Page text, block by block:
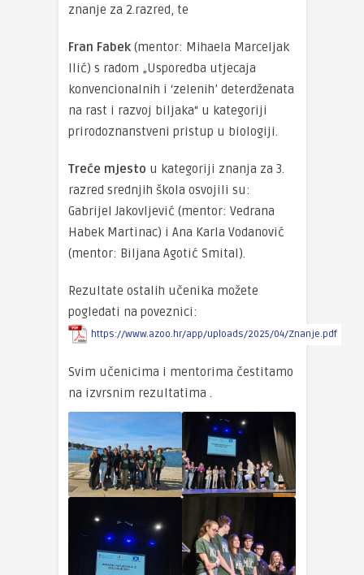
znanje za 2.razred, te
Fran Fabek (mentor: Mihaela Marceljak
Ilić) s radom „Usporedba utjecaja
konvencionalnih i ‘zelenih’ deterdženata
na rast i razvoj biljaka“ u kategoriji
prirodoznanstveni pristup u biologiji.
Treće mjesto u kategoriji znanja za 3.
razred srednjih škola osvojili su:
Gabrijel Jakovljević (mentor: Vedrana
Habek Martinac) i Ana Karla Vodanović
(mentor: Biljana Agotić Smital).
Rezultate ostalih učenika možete
pogledati na poveznici:
https://www.azoo.hr/app/uploads/2025/04/Znanje.pdf
Svim učenicima i mentorima čestitamo
na izvrsnim rezultatima .